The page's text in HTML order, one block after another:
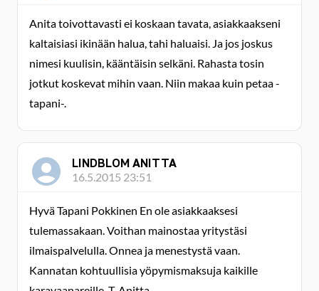
Anita toivottavasti ei koskaan tavata, asiakkaakseni
kaltaisiasi ikinään halua, tahi haluaisi. Ja jos joskus
nimesi kuulisin, kääntäisin selkäni. Rahasta tosin
jotkut koskevat mihin vaan. Niin makaa kuin petaa -
tapani-.
LINDBLOM ANITTA
16.5.2015 23:51
Hyvä Tapani Pokkinen En ole asiakkaaksesi
tulemassakaan. Voithan mainostaa yritystäsi
ilmaispalvelulla. Onnea ja menestystä vaan.
Kannatan kohtuullisia yöpymismaksuja kaikille